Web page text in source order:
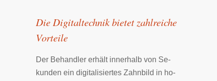
Die Di­gi­tal­tech­nik bie­tet zahl­rei­che
Vor­tei­le
Der Be­hand­ler er­hält in­ner­halb von Se­
kun­den ein di­gi­ta­li­sier­tes Zahn­bild in ho­